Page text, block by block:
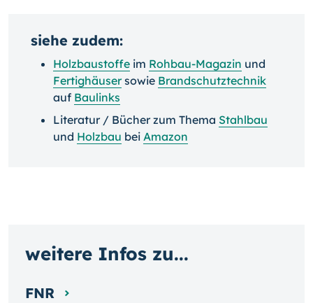
siehe zudem:
Holzbaustoffe im Rohbau-Magazin und
Fertighäusersowie Brandschutztechnik
auf Baulinks
Literatur / Bücher zum Thema Stahlbau
und Holzbau bei Amazon
weitere Infos zu...
FNR